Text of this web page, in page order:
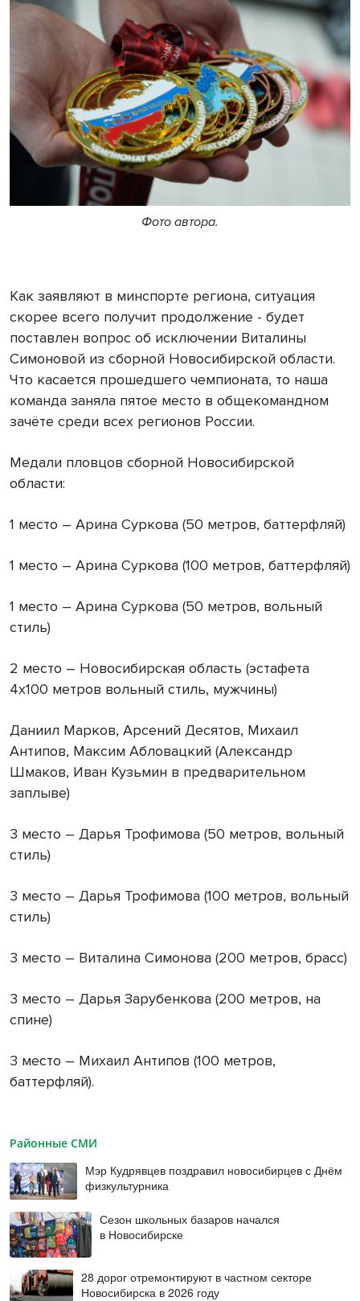
Фото автора.
Как заявляют в минспорте региона, ситуация
скорее всего получит продолжение - будет
поставлен вопрос об исключении Виталины
Симоновой из сборной Новосибирской области.
Что касается прошедшего чемпионата, то наша
команда заняла пятое место в общекомандном
зачёте среди всех регионов России.
Медали пловцов сборной Новосибирской
области:
1 место – Арина Суркова (50 метров, баттерфляй)
1 место – Арина Суркова (100 метров, баттерфляй)
1 место – Арина Суркова (50 метров, вольный
стиль)
2 место – Новосибирская область (эстафета
4х100 метров вольный стиль, мужчины)
Даниил Марков, Арсений Десятов, Михаил
Антипов, Максим Абловацкий (Александр
Шмаков, Иван Кузьмин в предварительном
заплыве)
3 место – Дарья Трофимова (50 метров, вольный
стиль)
3 место – Дарья Трофимова (100 метров, вольный
стиль)
3 место – Виталина Симонова (200 метров, брасс)
3 место – Дарья Зарубенкова (200 метров, на
спине)
3 место – Михаил Антипов (100 метров,
баттерфляй).
Районные СМИ
Мэр Кудрявцев поздравил новосибирцев с Днём
физкультурника
Сезон школьных базаров начался
в Новосибирске
28 дорог отремонтируют в частном секторе
Новосибирска в 2026 году